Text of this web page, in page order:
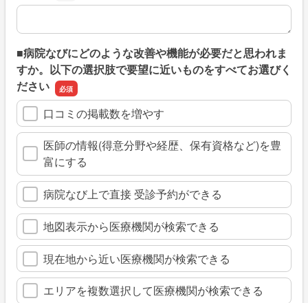
上記のように回答された具体的な理由があればご記入くだ
■病院なびにどのような改善や機能が必要だと思われま
すか。以下の選択肢で要望に近いものをすべてお選びく
ださい
口コミの掲載数を増やす
医師の情報(得意分野や経歴、保有資格など)を豊
富にする
病院なび上で直接 受診予約ができる
地図表示から医療機関が検索できる
現在地から近い医療機関が検索できる
エリアを複数選択して医療機関が検索できる